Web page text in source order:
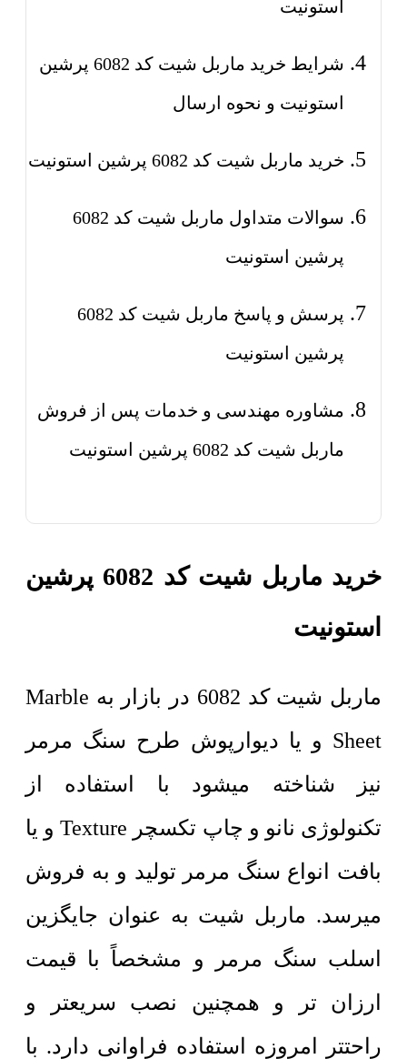
استونیت
شرایط خرید ماربل شیت کد 6082 پرشین
استونیت و نحوه ارسال
خرید ماربل شیت کد 6082 پرشین استونیت
سوالات متداول ماربل شیت کد 6082
پرشین استونیت
پرسش و پاسخ ماربل شیت کد 6082
پرشین استونیت
مشاوره مهندسی و خدمات پس از فروش
ماربل شیت کد 6082 پرشین استونیت
خرید ماربل شیت کد 6082 پرشین
استونیت
ماربل شیت کد 6082 در بازار به Marble
Sheet و یا دیوارپوش طرح سنگ مرمر
نیز شناخته میشود با استفاده از
تکنولوژی نانو و چاپ تکسچر Texture و یا
بافت انواع سنگ مرمر تولید و به فروش
میرسد. ماربل شیت به عنوان جایگزین
اسلب سنگ مرمر و مشخصاً با قیمت
ارزان تر و همچنین نصب سریعتر و
راحتتر امروزه استفاده فراوانی دارد. با